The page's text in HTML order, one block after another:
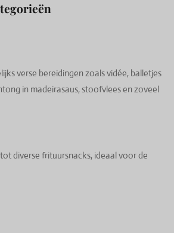
verse bereidingen zoals vidée, balletjes
in madeirasaus, stoofvlees en zoveel
diverse frituursnacks, ideaal voor de